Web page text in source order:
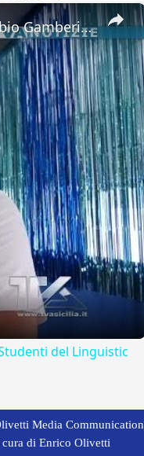
×
Adrano. Interessante incontro al liceo “Verga” con il prof. Fabio Gamberini. Studenti del Linguistic
del Linguistic
Media Communication
cura di Enrico Olivetti